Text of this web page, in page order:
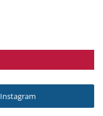
Instagram